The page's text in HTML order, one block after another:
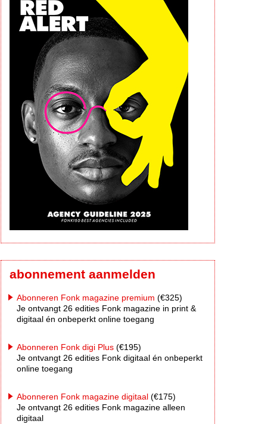
abonnement aanmelden
Abonneren Fonk magazine premium (€325)
Je ontvangt 26 edities Fonk magazine in print &
digitaal én onbeperkt online toegang
Abonneren Fonk digi Plus (€195)
Je ontvangt 26 edities Fonk digitaal én onbeperkt
online toegang
Abonneren Fonk magazine digitaal (€175)
Je ontvangt 26 edities Fonk magazine alleen
digitaal